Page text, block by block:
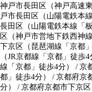
神戸市長田区（神戸高速
戸市長田区（山陽電鉄本
長田区（山陽電鉄本線「
区（神戸市営地下鉄西神
下京区（琵琶湖線「京都
（JR京都線「京都」徒歩
線「京都」徒歩4分） / 京
都」徒歩4分） / 京都府京
分） / 京都府京都市下京